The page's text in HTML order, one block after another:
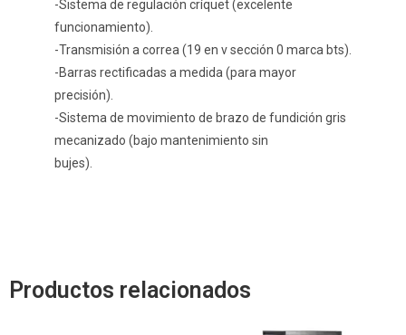
-Sistema de regulación críquet (excelente
funcionamiento).
-Transmisión a correa (19 en v sección 0 marca bts).
-Barras rectificadas a medida (para mayor
precisión).
-Sistema de movimiento de brazo de fundición gris
mecanizado (bajo mantenimiento sin
bujes).
Productos relacionados